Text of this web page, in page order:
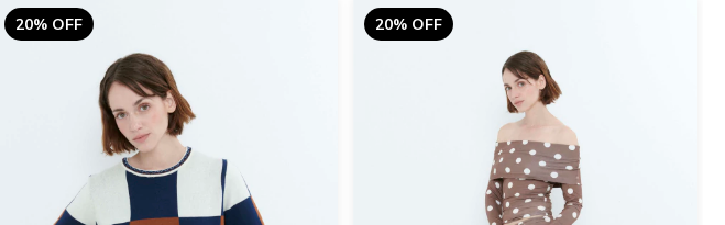
20% OFF 20% OFF